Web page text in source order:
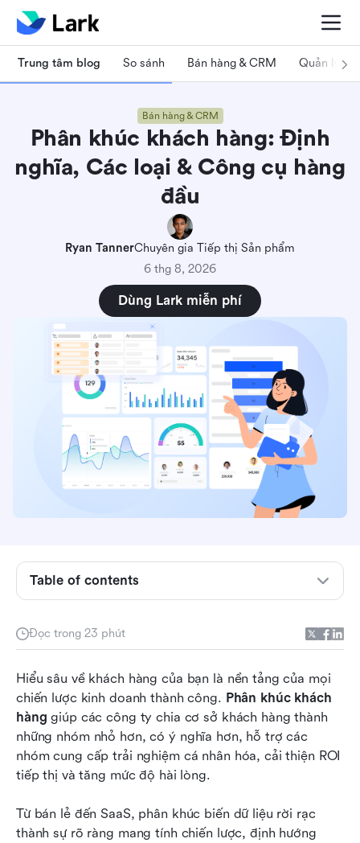
Trung tâm blog So sánh Bán hàng & CRM Quản lý dự
Bán hàng & CRM
Phân khúc khách hàng: Định
nghĩa, Các loại & Công cụ hàng
đầu
Ryan TannerChuyên gia Tiếp thị Sản phẩm
6 thg 8, 2026
Dùng Lark miễn phí
Đọc trong 23 phút
Hiểu sâu về khách hàng của bạn là nền tảng của mọi
chiến lược kinh doanh thành công. Phân khúc khách
hàng giúp các công ty chia cơ sở khách hàng thành
những nhóm nhỏ hơn, có ý nghĩa hơn, hỗ trợ các
nhóm cung cấp trải nghiệm cá nhân hóa, cải thiện ROI
tiếp thị và tăng mức độ hài lòng.
Từ bán lẻ đến SaaS, phân khúc biến dữ liệu rời rạc
thành sự rõ ràng mang tính chiến lược, định hướng
Table of contents
Phân khúc khách hàng là gì?
Các loại phân khúc khách hàng (kèm ví dụ)
Hãy xem qua 7 công cụ phân khúc khách hàng
tốt nhất
7 công cụ phân khúc khách hàng tốt nhất
Các bước thao tác để thực hiện phân tích phân
khúc khách hàng
Những thách thức và giải pháp phổ biến trong
phân khúc khách hàng